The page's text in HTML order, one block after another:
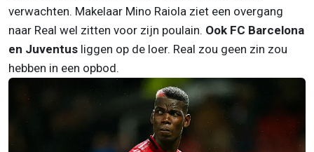
verwachten. Makelaar Mino Raiola ziet een overgang
naar Real wel zitten voor zijn poulain. Ook FC Barcelona
en Juventus liggen op de loer. Real zou geen zin zou
hebben in een opbod.